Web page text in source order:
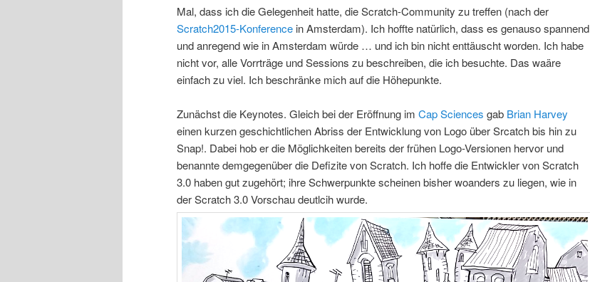
Mal, dass ich die Gelegenheit hatte, die Scratch-Community zu treffen (nach der
Scratch2015-Konference in Amsterdam). Ich hoffte natürlich, dass es genauso spannend
und anregend wie in Amsterdam würde … und ich bin nicht enttäuscht worden. Ich habe
nicht vor, alle Vorrträge und Sessions zu beschreiben, die ich besuchte. Das waäre
einfach zu viel. Ich beschränke mich auf die Höhepunkte.
Zunächst die Keynotes. Gleich bei der Eröffnung im Cap Sciences gab Brian Harvey
einen kurzen geschichtlichen Abriss der Entwicklung von Logo über Srcatch bis hin zu
Snap!. Dabei hob er die Möglichkeiten bereits der frühen Logo-Versionen hervor und
benannte demgegenüber die Defizite von Scratch. Ich hoffe die Entwickler von Scratch
3.0 haben gut zugehört; ihre Schwerpunkte scheinen bisher woanders zu liegen, wie in
der Scratch 3.0 Vorschau deutlcih wurde.